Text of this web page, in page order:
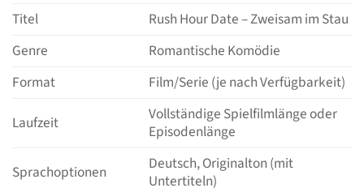
Titel
Rush Hour Date – Zweisam im Stau
Genre
Romantische Komödie
Format
Film/Serie (je nach Verfügbarkeit)
Laufzeit
Vollständige Spielfilmlänge oder
Episodenlänge
Sprachoptionen
Deutsch, Originalton (mit
Untertiteln)